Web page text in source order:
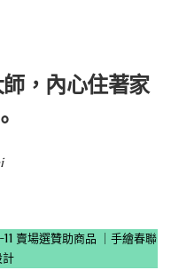
，內心住著家
11 賣場選贊助商品
手繪春聯
計